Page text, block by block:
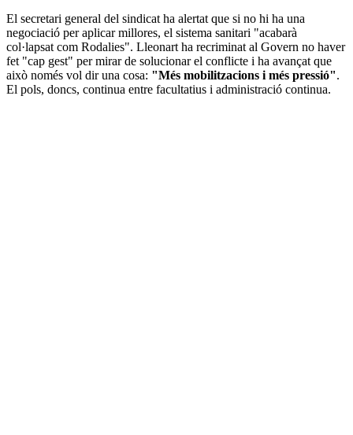
El secretari general del sindicat ha alertat que si no hi ha una
negociació per aplicar millores, el sistema sanitari "acabarà
col·lapsat com Rodalies". Lleonart ha recriminat al Govern no haver
fet "cap gest" per mirar de solucionar el conflicte i ha avançat que
això només vol dir una cosa: "Més mobilitzacions i més pressió".
El pols, doncs, continua entre facultatius i administració continua.